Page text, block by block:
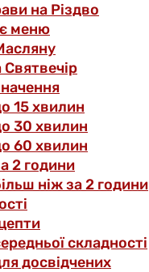
на Різдво
меню
15 хвилин
30 хвилин
60 хвилин
2 години
ніж за 2 години
складності
досвідчених